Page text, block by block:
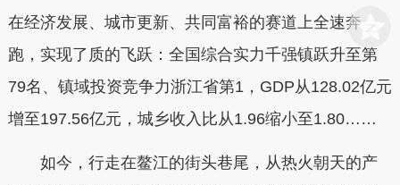
在经济发展、城市更新、共同富裕的赛道上全速奔
跑，实现了质的飞跃：全国综合实力千强镇跃升至第
79名、镇域投资竞争力浙江省第1，GDP从128.02亿元
增至197.56亿元，城乡收入比从1.96缩小至1.80……
如今，行走在鳌江的街头巷尾，从热火朝天的产